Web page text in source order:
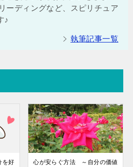
ーディングなど、スピリチュア
♪
執筆記事一覧
を好
心が安らぐ方法 ～自分の価値